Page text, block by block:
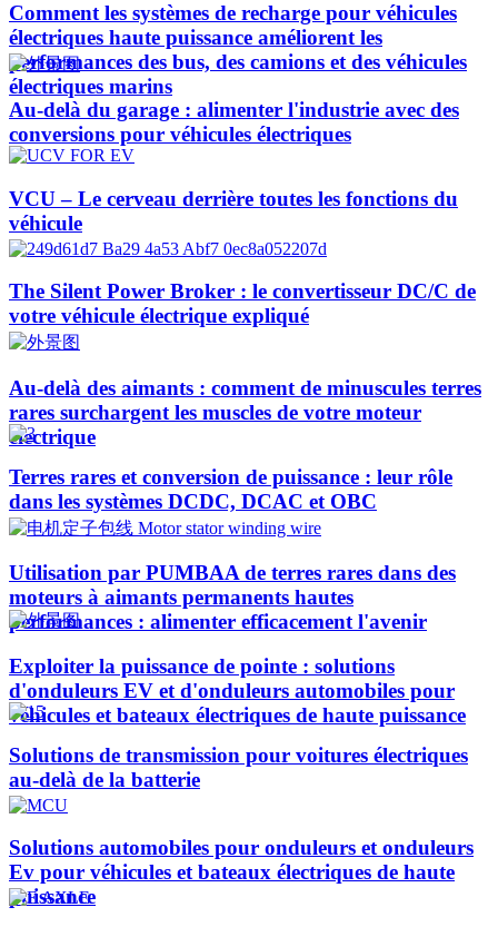
Comment les systèmes de recharge pour véhicules
électriques haute puissance améliorent les
performances des bus, des camions et des véhicules
électriques marins
Au-delà du garage : alimenter l'industrie avec des
conversions pour véhicules électriques
VCU – Le cerveau derrière toutes les fonctions du
véhicule
The Silent Power Broker : le convertisseur DC/C de
votre véhicule électrique expliqué
Au-delà des aimants : comment de minuscules terres
rares surchargent les muscles de votre moteur
électrique
Terres rares et conversion de puissance : leur rôle
dans les systèmes DCDC, DCAC et OBC
Utilisation par PUMBAA de terres rares dans des
moteurs à aimants permanents hautes
performances : alimenter efficacement l'avenir
Exploiter la puissance de pointe : solutions
d'onduleurs EV et d'onduleurs automobiles pour
véhicules et bateaux électriques de haute puissance​
Solutions de transmission pour voitures électriques
au-delà de la batterie
Solutions automobiles pour onduleurs et onduleurs
Ev pour véhicules et bateaux électriques de haute
puissance